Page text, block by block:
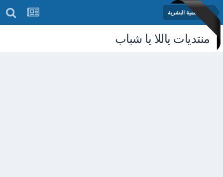
مكتبة التنمية البشرية
منتديات ياللا يا شباب